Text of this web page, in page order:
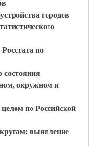
городов
по
состояния
окружном и
целом по Российской
выявление